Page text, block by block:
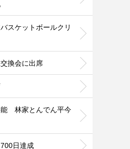
スケットボールクリ
換会に出席
能 林家とんでん平今
日達成